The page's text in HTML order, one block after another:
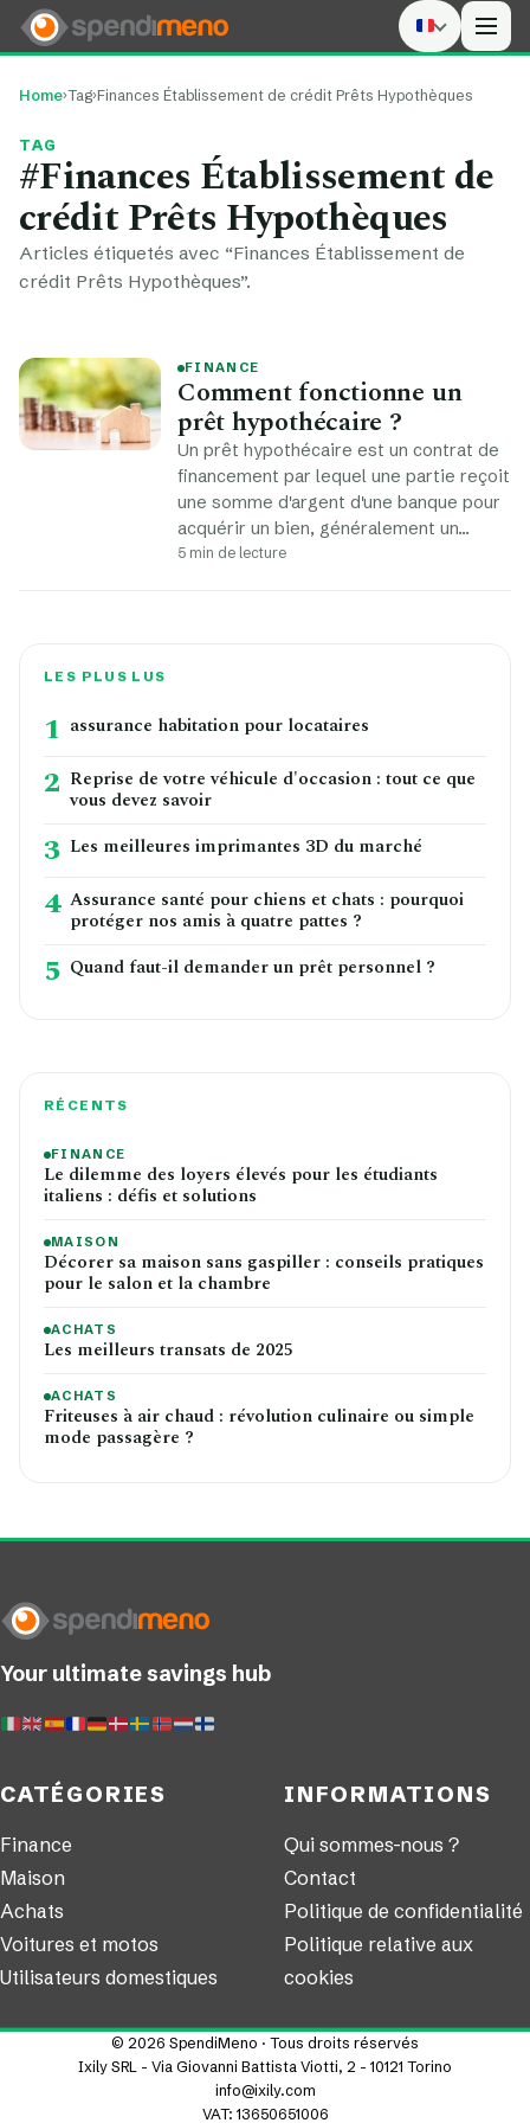
Home›Tag›Finances Établissement de crédit Prêts Hypothèques
TAG
#Finances Établissement de
crédit Prêts Hypothèques
Articles étiquetés avec “Finances Établissement de
crédit Prêts Hypothèques”.
FINANCE
Comment fonctionne un
prêt hypothécaire ?
Un prêt hypothécaire est un contrat de
financement par lequel une partie reçoit
une somme d'argent d'une banque pour
acquérir un bien, généralement un…
5 min de lecture
LES PLUS LUS
1 assurance habitation pour locataires
2 Reprise de votre véhicule d'occasion : tout ce que
vous devez savoir
3 Les meilleures imprimantes 3D du marché
4 Assurance santé pour chiens et chats : pourquoi
protéger nos amis à quatre pattes ?
5 Quand faut-il demander un prêt personnel ?
RÉCENTS
FINANCE
Le dilemme des loyers élevés pour les étudiants
italiens : défis et solutions
MAISON
Décorer sa maison sans gaspiller : conseils pratiques
pour le salon et la chambre
ACHATS
Les meilleurs transats de 2025
ACHATS
Friteuses à air chaud : révolution culinaire ou simple
mode passagère ?
Your ultimate savings hub
CATÉGORIES
Finance
Maison
Achats
Voitures et motos
Utilisateurs domestiques
INFORMATIONS
Qui sommes-nous ?
Contact
Politique de confidentialité
Politique relative aux
cookies
© 2026 SpendiMeno · Tous droits réservés
Ixily SRL - Via Giovanni Battista Viotti, 2 - 10121 Torino
info@ixily.com
VAT: 13650651006